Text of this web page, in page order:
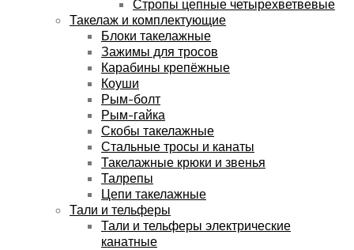
Стропы цепные четырехветвевые
Такелаж и комплектующие
Блоки такелажные
Зажимы для тросов
Карабины крепёжные
Коуши
Рым-болт
Рым-гайка
Скобы такелажные
Стальные тросы и канаты
Такелажные крюки и звенья
Талрепы
Цепи такелажные
Тали и тельферы
Тали и тельферы электрические
канатные